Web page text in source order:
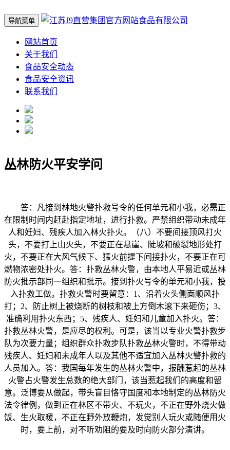
导航菜单
网站首页
关于我们
食品安全动态
食品安全资讯
联系我们
丛林防火平安学问
答：凡接到林地火警扑救号令的任何单元和小我，必需正
在限制时间内赶赴指定地址，进行扑救。严禁组织带动未成年
人和妊妇、残疾人加入林火扑火。（八）不要间接顶风打火
头，不要打上山火头，不要正在悬崖、陡坡和破裂地形处打
火，不要正在大风气候下、猛火前提下间接扑火，不要正在可
燃物浓密处扑火。答：扑救丛林火警，由本地人平易近或丛林
防火批示部同一组织和批示。接到扑火号令的单元和小我，投
入扑救工做。扑救火警时要留意：1、沿着火头侧面顺风扑
打；2、防止树上被烧断的树枝和被上方倒木滚下来砸伤；3、
准确利用扑火东西；5、残疾人、妊妇和儿童加入扑火。答：
扑救丛林火警，是应尽的权利。可是，该当以专业火警扑救步
队为次要力量；组织群众扑救步队扑救丛林火警时，不得带动
残疾人、妊妇和未成年人以及其他不适宜加入丛林火警扑救的
人员加入。答：我国每年发生的丛林火警中，报酬惹起的丛林
火警占火警发生总数的绝大部门，该当惹起我们的高度和留
意。泛博要从做起，带头盲目恪守国度和本地制定的丛林防火
法令律例，做到正在林区不带火、不玩火，不正在野外烧火做
饭、生火取暖，不正在野外放鞭炮，发觉别人玩火或随便用火
时，要上前，对不听劝阻的要及时向防火部分演讲。